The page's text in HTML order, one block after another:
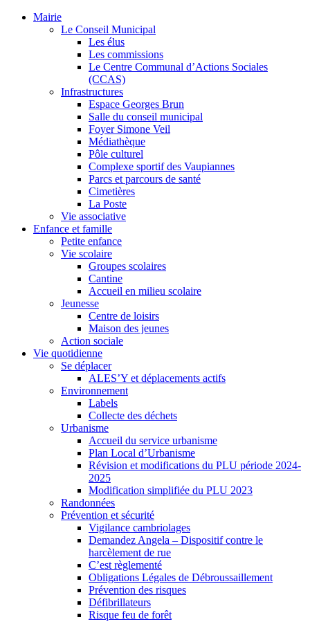
Mairie
Le Conseil Municipal
Les élus
Les commissions
Le Centre Communal d’Actions Sociales
(CCAS)
Infrastructures
Espace Georges Brun
Salle du conseil municipal
Foyer Simone Veil
Médiathèque
Pôle culturel
Complexe sportif des Vaupiannes
Parcs et parcours de santé
Cimetières
La Poste
Vie associative
Enfance et famille
Petite enfance
Vie scolaire
Groupes scolaires
Cantine
Accueil en milieu scolaire
Jeunesse
Centre de loisirs
Maison des jeunes
Action sociale
Vie quotidienne
Se déplacer
ALES’Y et déplacements actifs
Environnement
Labels
Collecte des déchets
Urbanisme
Accueil du service urbanisme
Plan Local d’Urbanisme
Révision et modifications du PLU période 2024-
2025
Modification simplifiée du PLU 2023
Randonnées
Prévention et sécurité
Vigilance cambriolages
Demandez Angela – Dispositif contre le
harcèlement de rue
C’est règlementé
Obligations Légales de Débroussaillement
Prévention des risques
Défibrillateurs
Risque feu de forêt